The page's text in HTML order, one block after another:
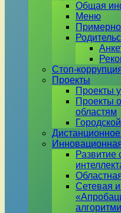
Общая
Меню
Стоп-
Проекты
Проекты
Проекты
областям
Развитие
Сетевая